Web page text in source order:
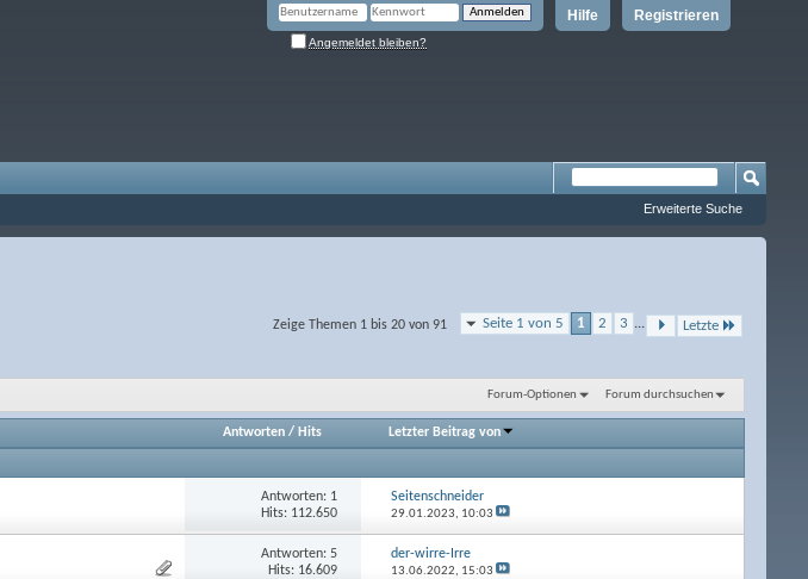
Registrieren
Hilfe
Angemeldet bleiben?
Erweiterte Suche
Seite 1 von 5 1 2 3 ... Letzte
Zeige Themen 1 bis 20 von 91
Forum-Optionen Forum durchsuchen
Antworten/ Hits Letzter Beitrag von
Antworten: 1
Hits: 112.650
Seitenschneider
29.01.2023, 10:03
Antworten: 5
Hits: 16.609
der-wirre-Irre
13.06.2022, 15:03